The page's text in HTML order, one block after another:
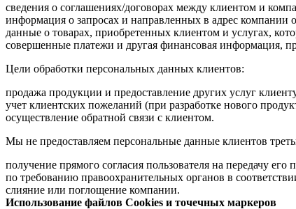
сведения о соглашениях/договорах между клиентом и
информация о запросах и направленных в адрес компании
данные о товарах, приобретенных клиентом и услугах,
совершенные платежи и другая финансовая информация,
Цели обработки персональных данных клиентов:
продажа продукции и предоставление других услуг
учет клиентских пожеланий (при разработке нового
осуществление обратной связи с клиентом.
Мы не предоставляем персональные данные клиентов
получение прямого согласия пользователя на передачу
по требованию правоохранительных органов в
слияние или поглощение компании.
Использование файлов Cookies и точечных маркеров